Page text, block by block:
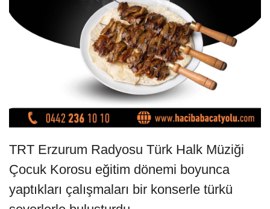
TRT Erzurum Radyosu Türk Halk Müziği
Çocuk Korosu eğitim dönemi boyunca
yaptıkları çalışmaları bir konserle türkü